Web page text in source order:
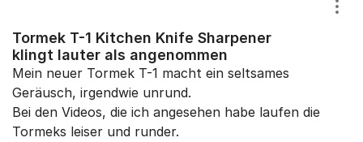
Tormek T-1 Kitchen Knife Sharpener
klingt lauter als angenommen
Mein neuer Tormek T-1 macht ein seltsames
Geräusch, irgendwie unrund.
Bei den Videos, die ich angesehen habe laufen die
Tormeks leiser und runder.